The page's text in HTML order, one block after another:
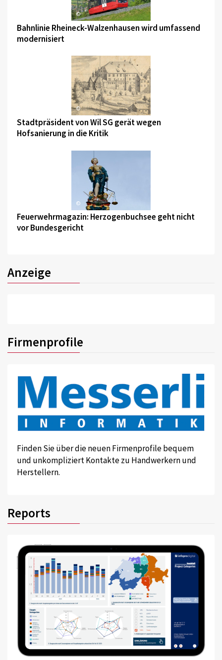
©
Bahnlinie Rheineck-Walzenhausen wird umfassend
modernisiert
©
Stadtpräsident von Wil SG gerät wegen
Hofsanierung in die Kritik
©
Feuerwehrmagazin: Herzogenbuchsee geht nicht
vor Bundesgericht
Anzeige
Firmenprofile
Finden Sie über die neuen Firmenprofile bequem
und unkompliziert Kontakte zu Handwerkern und
Herstellern.
Reports